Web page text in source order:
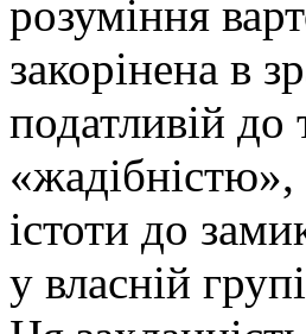
розуміння
закорінена в
податливій до
істоти до
у власній